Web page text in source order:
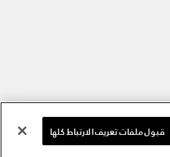
قبول ملفات تعريف الارتباط كلها